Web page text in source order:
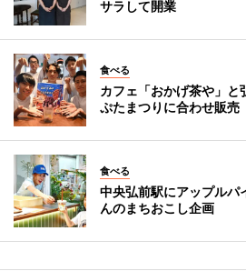
サラして開業
食べる
カフェ「おかげ茶や」
ぷたまつりに合わせ販売
食べる
中央弘前駅にアップル
んのまちおこし企画